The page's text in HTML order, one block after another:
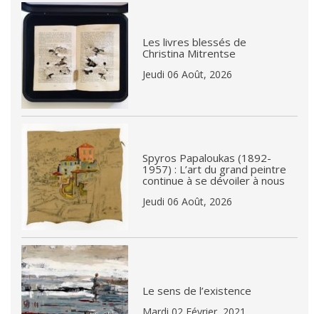
Les livres blessés de
Christina Mitrentse
Jeudi 06 Août, 2026
Spyros Papaloukas (1892-
1957) : L’art du grand peintre
continue à se dévoiler à nous
Jeudi 06 Août, 2026
Le sens de l’existence